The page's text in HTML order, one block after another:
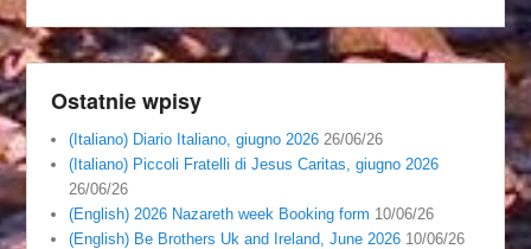
Ostatnie wpisy
(Italiano) Diario Italiano, giugno 2026 26/06/26
(Italiano) Piccoli Fratelli di Jesus Caritas, giugno 2026
26/06/26
(English) 2026 Nazareth week Booking form 10/06/26
(English) Be Brothers Uk and Ireland, June 2026 10/06/26